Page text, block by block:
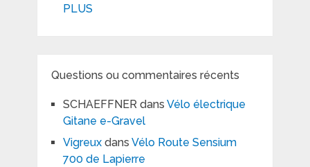
PLUS
Questions ou commentaires récents
SCHAEFFNERdans Vélo électrique
Gitane e-Gravel
Vigreuxdans Vélo Route Sensium
700 de Lapierre